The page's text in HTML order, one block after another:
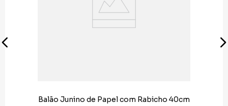
Balão Junino de Papel com Rabicho 40cm